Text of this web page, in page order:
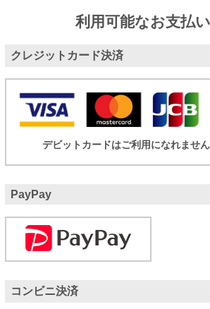
利用可能なお支払
クレジットカード決済
デビットカードはご利用になれません
PayPay
コンビニ決済